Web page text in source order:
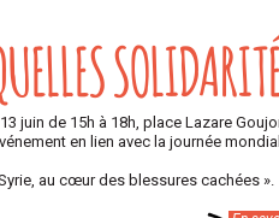
juin de 15h à 18h, place Lazare
en lien avec la journée
au cœur des blessures cachées ».